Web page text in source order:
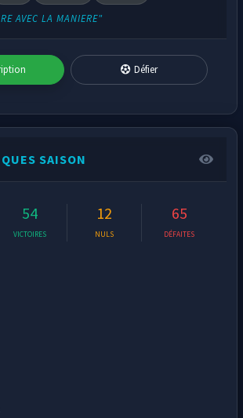
AVEC LA MANIERE"
Défier
SAISON
54
VICTOIRES
12
NULS
65
DÉFAITES